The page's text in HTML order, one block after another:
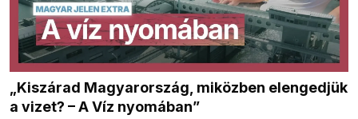
„Kiszárad Magyarország, miközben elengedjük
a vizet? – A Víz nyomában”